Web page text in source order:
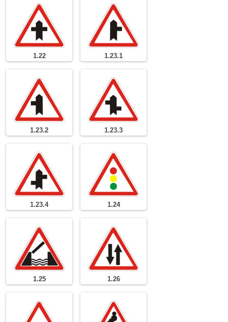
1.22 1.23.1
1.23.2 1.23.3
1.23.4 1.24
1.25 1.26